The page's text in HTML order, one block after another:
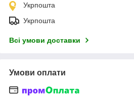
Укрпошта
Укрпошта
Всі умови доставки
Умови оплати